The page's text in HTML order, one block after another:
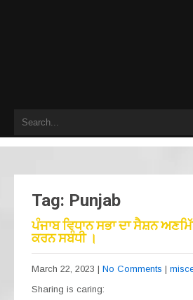
Tag: Punjab
ਪੰਜਾਬ ਵਿਧਾਨ ਸਭਾ ਦਾ ਸੈਸ਼ਨ
ਕਰਨ ਸਬੰਧੀ ।
March 22, 2023 | No Comments |
Sharing is caring: